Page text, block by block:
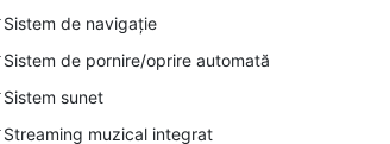
Sistem de navigație
Sistem de pornire/oprire automată
Sistem sunet
Streaming muzical integrat